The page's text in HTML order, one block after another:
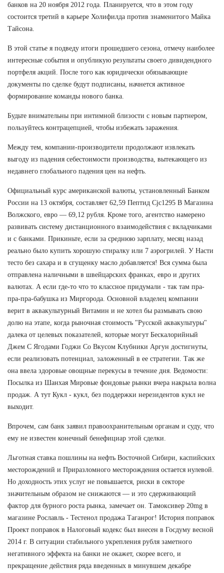
банков на 20 ноября 2012 года. Планируется, что в этом году
состоится третий в карьере Холифилда против знаменитого Майка
Тайсона.
В этой статье я подведу итоги прошедшего сезона, отмечу наиболее
интересные события и опубликую результаты своего дивидендного
портфеля акций. После того как юридически обязывающие
документы по сделке будут подписаны, начнется активное
формирование команды нового банка.
Будьте внимательны при интимной близости с новым партнером,
пользуйтесь контрацепцией, чтобы избежать заражения.
Между тем, компании-производители продолжают извлекать
выгоду из падения себестоимости производства, вытекающего из
недавнего глобального падения цен на нефть.
Официальный курс американской валюты, установленный Банком
России на 13 октября, составляет 62,59 Пептид Cjc1295 В Магазина
Волжского, евро — 69,12 рубля. Кроме того, агентство намерено
развивать систему дистанционного взаимодействия с вкладчиками
и с банками. Прикиньте, если за среднюю зарплату, месяц назад
реально было купить хорошую стиралку или 7 аэрогрилей. У Насти
тесто без сахара и в сгущенку масло добавляется! Вся сумма была
отправлена наличными в швейцарских франках, евро и других
валютах. А если где-то что то классное придумали - так там пра-
пра-пра-бабушка из Миргорода. Основной владелец компании
верит в аквакультурный Витамин и не хотел бы размывать свою
долю на этапе, когда рыночная стоимость "Русской аквакультуры"
далека от целевых показателей, которые могут Бескалорийный
Джем С Ягодами Годжи Со Вкусом Клубники Аргун достигнуты,
если реализовать потенциал, заложенный в ее стратегии. Так же
она ввела здоровые овощные перекусы в течение дня. Ведомости:
Посылка из Шанхая Мировые фондовые рынки вчера накрыла волна
продаж. А тут Кукл - кукл, без поддержки нерезидентов кукл не
выходит.
Впрочем, сам банк заявил правоохранительным органам и суду, что
ему не известен конечный бенефициар этой сделки.
Льготная ставка пошлины на нефть Восточной Сибири, каспийских
месторождений и Приразломного месторождения остается нулевой.
Но доходность этих услуг не повышается, риски в секторе
значительным образом не снижаются — и это сдерживающий
фактор для бурного роста рынка, замечает он. Тамоксивер 20mg в
магазине Рославль - Тестенол продажа Таганрог! История поправок
Проект поправок в Налоговый кодекс был внесен в Госдуму весной
2014 г. В ситуации стабильного укрепления рубля заметного
негативного эффекта на банки не окажет, скорее всего, и
прекращение действия ряда введенных в минувшем декабре